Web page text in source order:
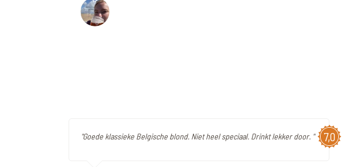
7,0
"Goede klassieke Belgische blond. Niet heel speciaal. Drinkt lekker door. "